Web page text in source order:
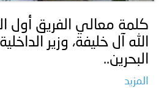
كلمة معالي الفريق أول
الله آل خليفة، وزير
البحرين..
المزيد